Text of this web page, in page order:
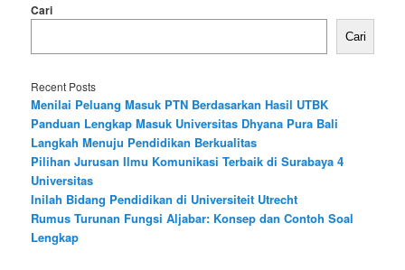
Cari
Cari
Recent Posts
Menilai Peluang Masuk PTN Berdasarkan Hasil UTBK
Panduan Lengkap Masuk Universitas Dhyana Pura Bali
Langkah Menuju Pendidikan Berkualitas
Pilihan Jurusan Ilmu Komunikasi Terbaik di Surabaya 4
Universitas
Inilah Bidang Pendidikan di Universiteit Utrecht
Rumus Turunan Fungsi Aljabar: Konsep dan Contoh Soal
Lengkap